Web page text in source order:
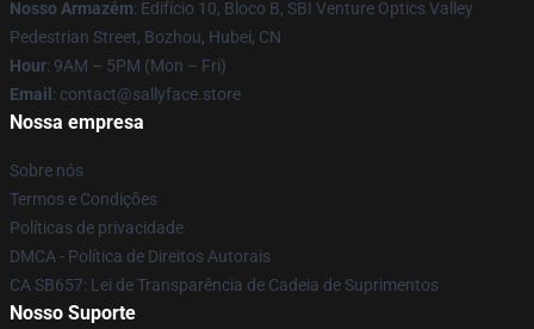
Nosso Armazém: Edifício 10, Bloco B, SBI Venture Optics Valley
Pedestrian Street, Bozhou, Hubei, CN
Hour: 9AM – 5PM (Mon – Fri)
Email : contact@sallyface.store
Nossa empresa
Sobre nós
Termos e Condições
Políticas de privacidade
DMCA - Política de Direitos Autorais
CA SB657: Lei de Transparência de Cadeia de Suprimentos
Nosso Suporte